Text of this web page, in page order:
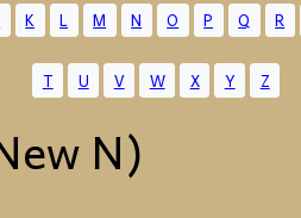
K L M N O P Q R
T U V W X Y Z
N)